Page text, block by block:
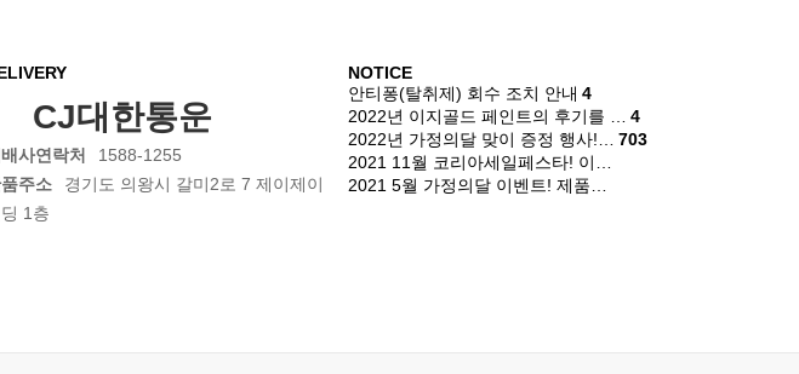
CJ대한통운
사연락처
1588-1255
주소
경기도 의왕시 갈미2로 7 제이제이
1층
NOTICE
안티퐁(탈취제) 회수 조치 안내 4
2022년 이지골드 페인트의 후기를 …
4
2022년 가정의달 맞이 증정 행사!…
703
2021 11월 코리아세일페스타! 이…
2021 5월 가정의달 이벤트! 제품…